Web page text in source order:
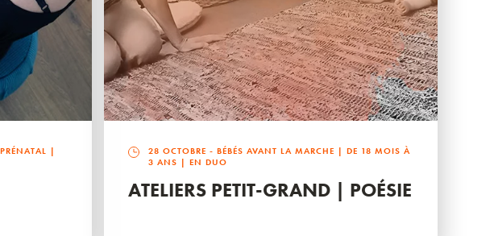
|
28 OCTOBRE - BÉBÉS AVANT LA MARCHE | DE 18 MOIS À
3 ANS | EN DUO
ATELIERS PETIT-GRAND | POÉSIE